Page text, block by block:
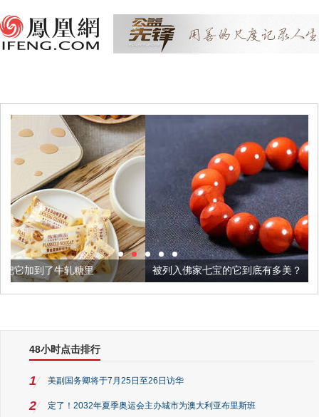
被列入佛家七宝的它到底有多美？
48小时点击排行
1 美副国务卿将于7月25日至26日访华
2 定了！2032年夏季奥运会主办城市为澳大利亚布里斯班